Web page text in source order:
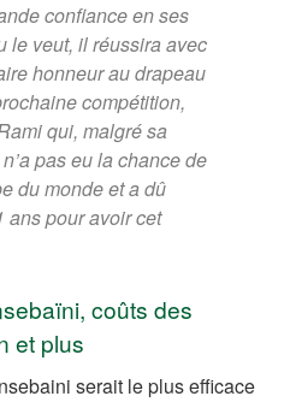
confiance en ses
le veut, il réussira avec
honneur au drapeau
compétition,
qui, malgré sa
pas eu la chance de
du monde et a dû
ans pour avoir cet
coûts des
et plus
serait le plus efficace